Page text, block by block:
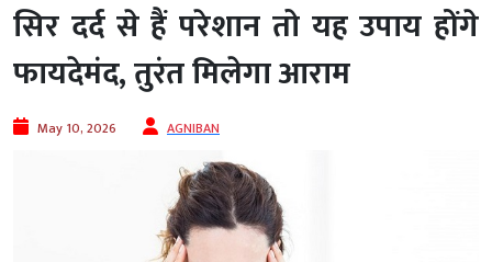
सिर दर्द से हैं परेशान तो यह उपाय होंगे
फायदेमंद, तुरंत मिलेगा आराम
May 10, 2026 AGNIBAN